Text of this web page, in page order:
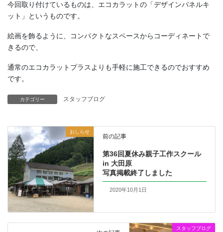
今回取り付けているものは、エコカラットの「デザインパネルキ
ット」というものです。
絵画を飾るように、コンパクトなスペースからコーディネートで
きるので、
通常のエコカラットプラスよりも手軽に施工できるのでおすすめ
です。
カテゴリー スタッフブログ
おしらせ
前の記事
第36回夏休み親子工作スクール
in 大田原
写真掲載終了しました
2020年10月1日
スタッフブログ